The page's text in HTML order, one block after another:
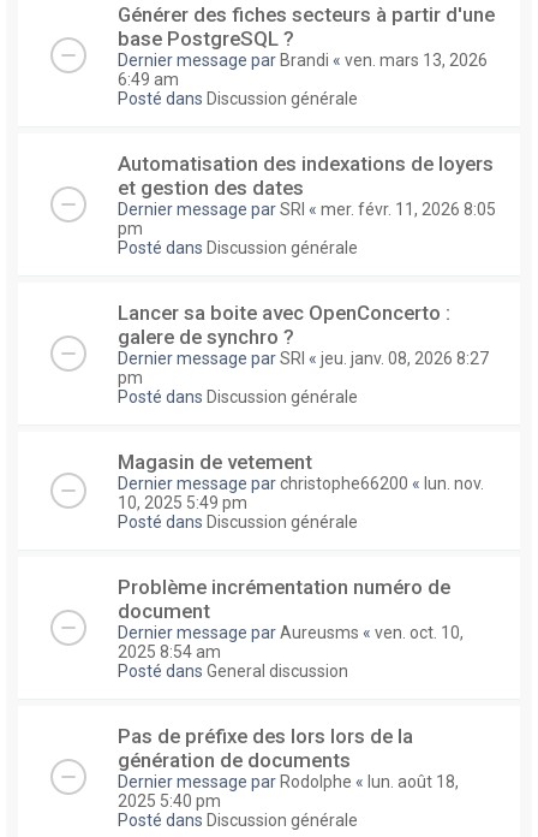
Générer des fiches secteurs à partir d'une
base PostgreSQL ?
Dernier message par Brandi « ven. mars 13, 2026
6:49 am
Posté dans Discussion générale
Automatisation des indexations de loyers
et gestion des dates
Dernier message parSRI « mer. févr. 11, 2026 8:05
pm
Posté dans Discussion générale
Lancer sa boite avec OpenConcerto :
galere de synchro ?
Dernier message parSRI « jeu. janv. 08, 2026 8:27
pm
Posté dans Discussion générale
Magasin de vetement
Dernier message parchristophe66200 « lun. nov.
10, 2025 5:49 pm
Posté dans Discussion générale
Problème incrémentation numéro de
document
Dernier message parAureusms « ven. oct. 10,
2025 8:54 am
Posté dans General discussion
Pas de préfixe des lors lors de la
génération de documents
Dernier message par Rodolphe « lun. août 18,
2025 5:40 pm
Posté dans Discussion générale